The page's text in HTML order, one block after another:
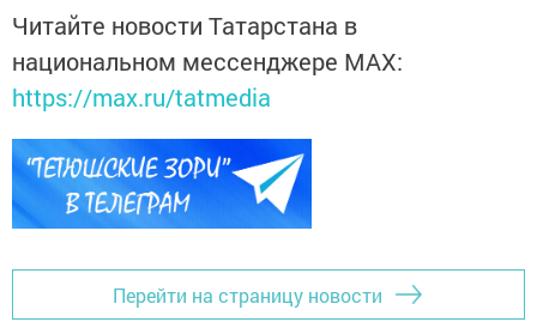
Читайте новости Татарстана в
национальном мессенджере MАХ:
https://max.ru/tatmedia
Перейти на страницу новости